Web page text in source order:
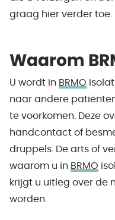
graag hier verder toe.
Waarom
U wordt in BRMO
naar andere
te voorkomen. Deze
handcontact of
druppels. De arts of
waarom u in BRMO
krijgt u uitleg over de
worden.